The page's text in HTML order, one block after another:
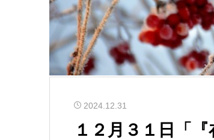
2024.12.31
１２月３１日「『